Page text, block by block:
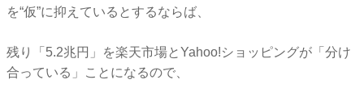
を“仮”に抑えているとするならば、
残り「5.2兆円」を楽天市場とYahoo!ショッピングが「分け
合っている」ことになるので、